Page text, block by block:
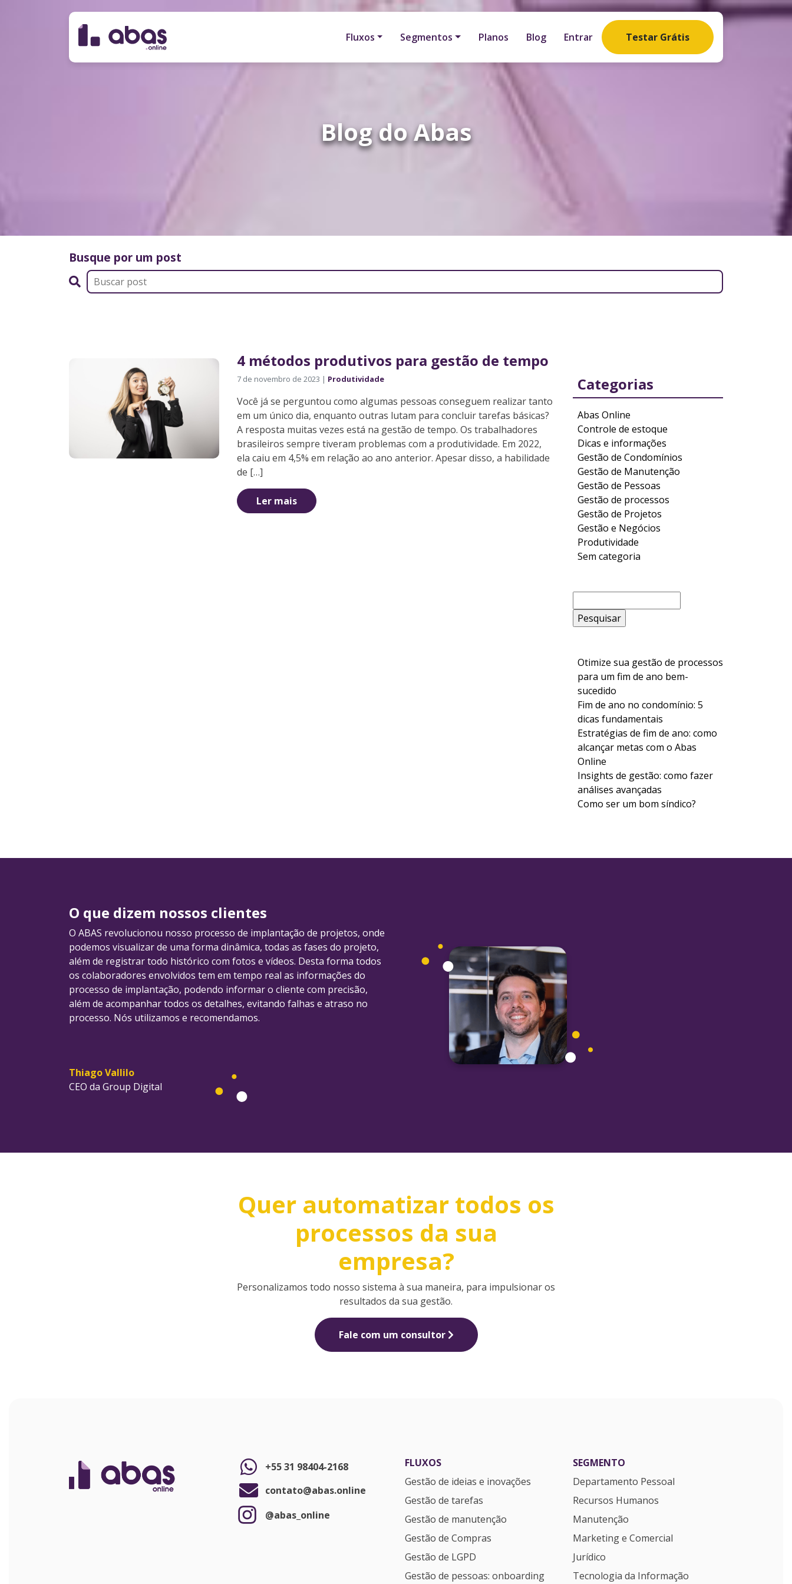
Fluxos Segmentos Planos Blog Entrar Testar Grátis
Blog do Abas
Busque por um post
4 métodos produtivos para gestão de tempo
7 de novembro de 2023 | Produtividade
Você já se perguntou como algumas pessoas conseguem realizar tanto
em um único dia, enquanto outras lutam para concluir tarefas básicas?
A resposta muitas vezes está na gestão de tempo. Os trabalhadores
brasileiros sempre tiveram problemas com a produtividade. Em 2022,
ela caiu em 4,5% em relação ao ano anterior. Apesar disso, a habilidade
de […]
Ler mais
Categorias
Abas Online
Controle de estoque
Dicas e informações
Gestão de Condomínios
Gestão de Manutenção
Gestão de Pessoas
Gestão de processos
Gestão de Projetos
Gestão e Negócios
Produtividade
Sem categoria
por:
Otimize sua gestão de processos
para um fim de ano bem-
sucedido
Fim de ano no condomínio: 5
dicas fundamentais
Estratégias de fim de ano: como
alcançar metas com o Abas
Online
Insights de gestão: como fazer
análises avançadas
Como ser um bom síndico?
O que dizem nossos clientes
O ABAS revolucionou nosso processo de implantação de projetos, onde
podemos visualizar de uma forma dinâmica, todas as fases do projeto,
além de registrar todo histórico com fotos e vídeos. Desta forma todos
os colaboradores envolvidos tem em tempo real as informações do
processo de implantação, podendo informar o cliente com precisão,
além de acompanhar todos os detalhes, evitando falhas e atraso no
processo. Nós utilizamos e recomendamos.
Thiago Vallilo
CEO da Group Digital
Quer automatizar todos os
processos da sua
empresa?
Personalizamos todo nosso sistema à sua maneira, para impulsionar os
resultados da sua gestão.
Fale com um consultor
+55 31 98404-2168
contato@abas.online
@abas_online
FLUXOS
Gestão de ideias e inovações
Gestão de tarefas
Gestão de manutenção
Gestão de Compras
Gestão de LGPD
Gestão de pessoas: onboarding
SEGMENTO
Departamento Pessoal
Recursos Humanos
Manutenção
Marketing e Comercial
Jurídico
Tecnologia da Informação